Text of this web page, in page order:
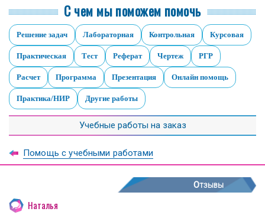
С чем мы поможем помочь
Решение задач Лабораторная Контрольная Курсовая
Практическая Тест Реферат Чертеж РГР
Расчет Программа Презентация Онлайн помощь
Практика/НИР Другие работы
Учебные работы на заказ
Помощь с учебными работами
Отзывы
Наталья